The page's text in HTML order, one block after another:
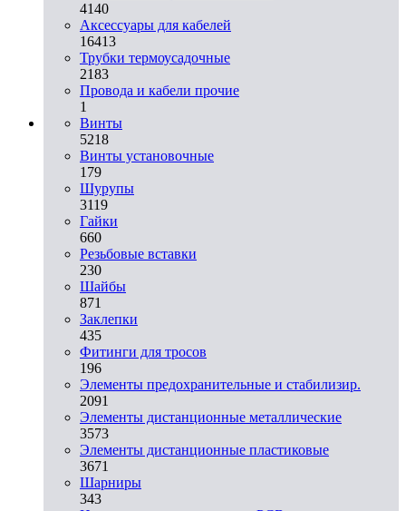
4140
Аксессуары для кабелей
16413
Трубки термоусадочные
2183
Провода и кабели прочие
1
Винты
5218
Винты установочные
179
Шурупы
3119
Гайки
660
Резьбовые вставки
230
Шайбы
871
Заклепки
435
Фитинги для тросов
196
Элементы предохранительные и стабилизир.
2091
Элементы дистанционные металлические
3573
Элементы дистанционные пластиковые
3671
Шарниры
343